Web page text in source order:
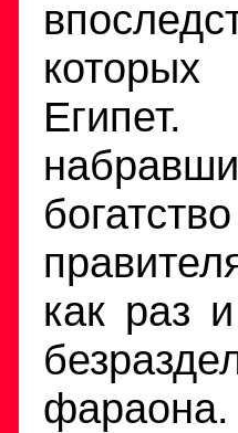
как раз
фараона.